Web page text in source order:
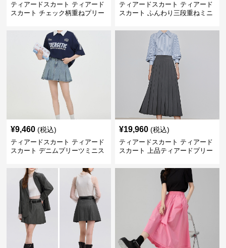
ティアードスカート ティアード
スカート チェック柄重ねプリー
ティアードスカート ティアード
スカート ふんわり三段重ねミニ
¥9,460 (税込)
ティアードスカート ティアード
スカート デニムプリーツミニス
¥19,960 (税込)
ティアードスカート ティアード
スカート 上品ティアードプリー